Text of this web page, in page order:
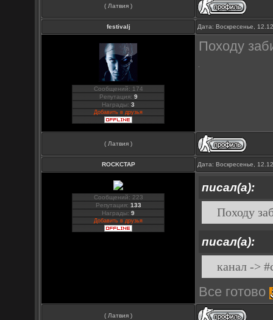
( Латвия )
festivalj Дата: Воскресенье,
Сообщений: 174
Репутация: 9
Награды:3
Добавить в друзья
Походу
( Латвия )
ROCKCTAP Дата: Воскресенье,
Сообщений: 223
Репутация: 133
Награды:9
Добавить в друзья
писал(а):
Походу
писал(а):
канал ->
Все готово
( Латвия )